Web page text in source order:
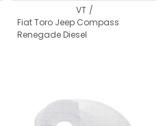
VT /
Fiat Toro Jeep Compass
Renegade Diesel